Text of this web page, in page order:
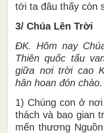
tới ta đâu thấy còn
3/ Chúa Lên Trời
ĐK. Hôm nay
Thiên quốc tấu
giữa nơi trời cao
hân hoan đón chào.
1) Chúng con ở
thách và bao gian
mến thương